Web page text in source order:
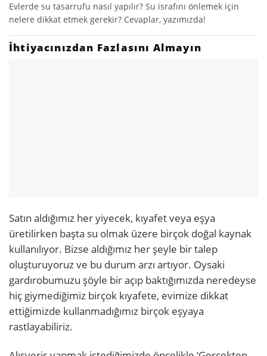
Evlerde su tasarrufu nasıl yapılır? Su israfını önlemek için
nelere dikkat etmek gerekir? Cevaplar, yazımızda!
İhtiyacınızdan Fazlasını Almayın
Satın aldığımız her yiyecek, kıyafet veya eşya
üretilirken başta su olmak üzere birçok doğal kaynak
kullanılıyor. Bizse aldığımız her şeyle bir talep
oluşturuyoruz ve bu durum arzı artıyor. Oysaki
gardırobumuzu şöyle bir açıp baktığımızda neredeyse
hiç giymediğimiz birçok kıyafete, evimize dikkat
ettiğimizde kullanmadığımız birçok eşyaya
rastlayabiliriz.